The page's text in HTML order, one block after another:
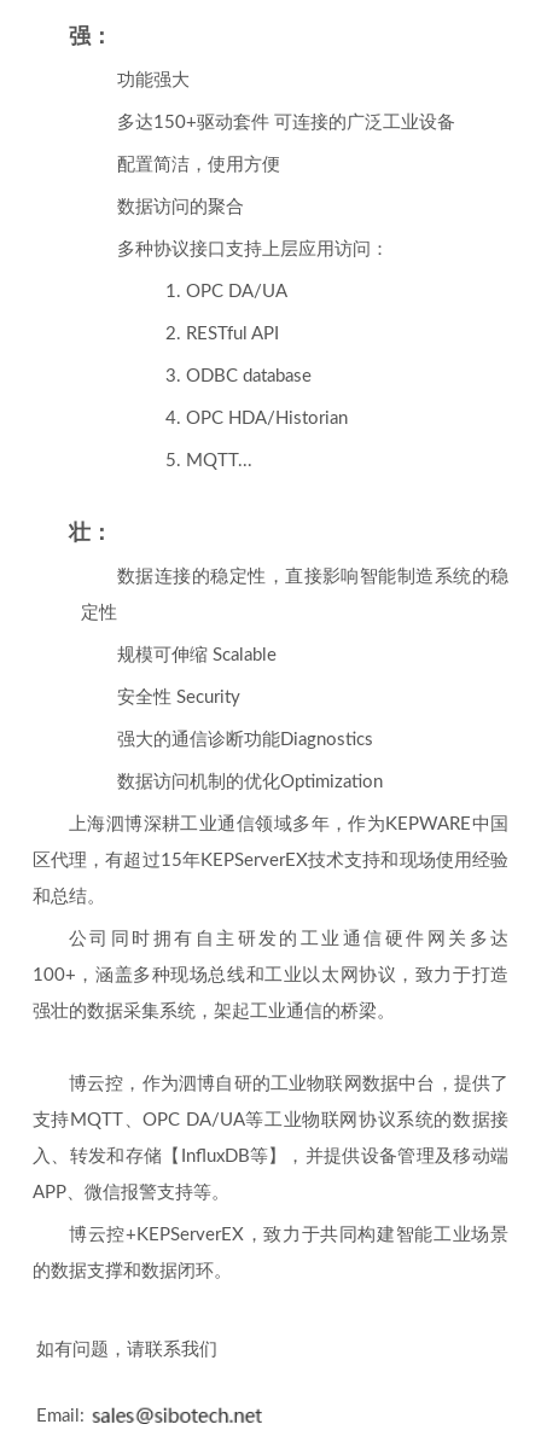
强：
功能强大
多达150+驱动套件 可连接的广泛工业设备
配置简洁，使用方便
数据访问的聚合
多种协议接口支持上层应用访问：
1. OPC DA/UA
2. RESTful API
3. ODBC database
4. OPC HDA/Historian
5. MQTT...
壮：
数据连接的稳定性，直接影响智能制造系统的稳
定性
规模可伸缩 Scalable
安全性 Security
强大的通信诊断功能Diagnostics
数据访问机制的优化Optimization
上海泗博深耕工业通信领域多年，作为KEPWARE中国
区代理，有超过15年KEPServerEX技术支持和现场使用经验
和总结。
公司同时拥有自主研发的工业通信硬件网关多达
100+，涵盖多种现场总线和工业以太网协议，致力于打造
强壮的数据采集系统，架起工业通信的桥梁。
博云控，作为泗博自研的工业物联网数据中台，提供了
支持MQTT、OPC DA/UA等工业物联网协议系统的数据接
入、转发和存储【InfluxDB等】，并提供设备管理及移动端
APP、微信报警支持等。
博云控+KEPServerEX，致力于共同构建智能工业场景
的数据支撑和数据闭环。
如有问题，请联系我们
Email: